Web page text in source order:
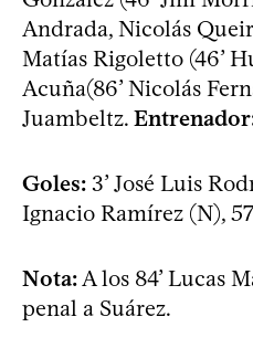
Andrada, Nicolás
Matías Rigoletto (46’
Acuña(86’ Nicolás
Juambeltz.
Goles: 3’ José Luis
Ignacio Ramírez (N),
Nota: A los 84’ Lucas
penal a Suárez.